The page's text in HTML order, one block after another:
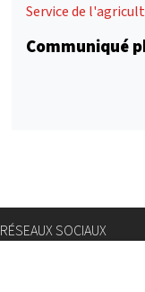
Service de
Communiqué
RÉSEAUX SOCIAUX